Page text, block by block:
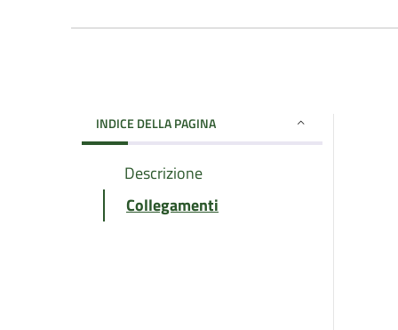
INDICE DELLA PAGINA
Descrizione
Collegamenti